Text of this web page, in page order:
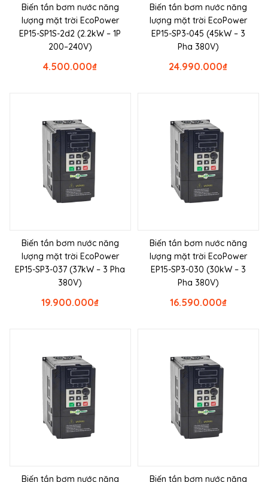
Biến tần bơm nước năng
lượng mặt trời EcoPower
EP15-SP1S-2d2 (2.2kW – 1P
200–240V)
₫
4.500.000
Biến tần bơm nước năng
lượng mặt trời EcoPower
EP15-SP3-045 (45kW – 3
Pha 380V)
₫
24.990.000
Biến tần bơm nước năng
lượng mặt trời EcoPower
EP15-SP3-037 (37kW – 3 Pha
380V)
₫
19.900.000
Biến tần bơm nước năng
lượng mặt trời EcoPower
EP15-SP3-030 (30kW – 3
Pha 380V)
₫
16.590.000
Biến tần bơm nước năng
Biến tần bơm nước năng